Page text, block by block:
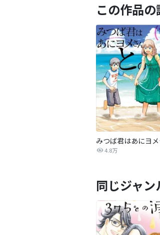
この作品
み
4.8万
同じジャ